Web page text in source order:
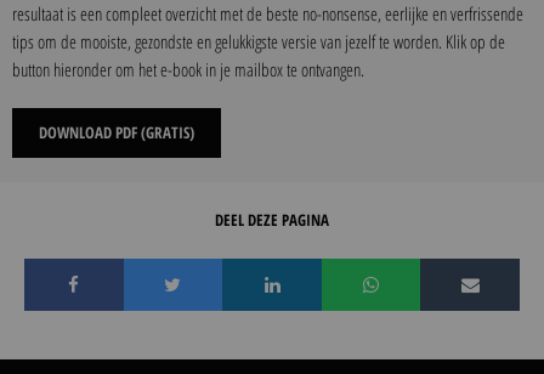
resultaat is een compleet overzicht met de beste no-nonsense, eerlijke en verfrissende
tips om de mooiste, gezondste en gelukkigste versie van jezelf te worden. Klik op de
button hieronder om het e-book in je mailbox te ontvangen.
DOWNLOAD PDF (GRATIS)
DEEL DEZE PAGINA